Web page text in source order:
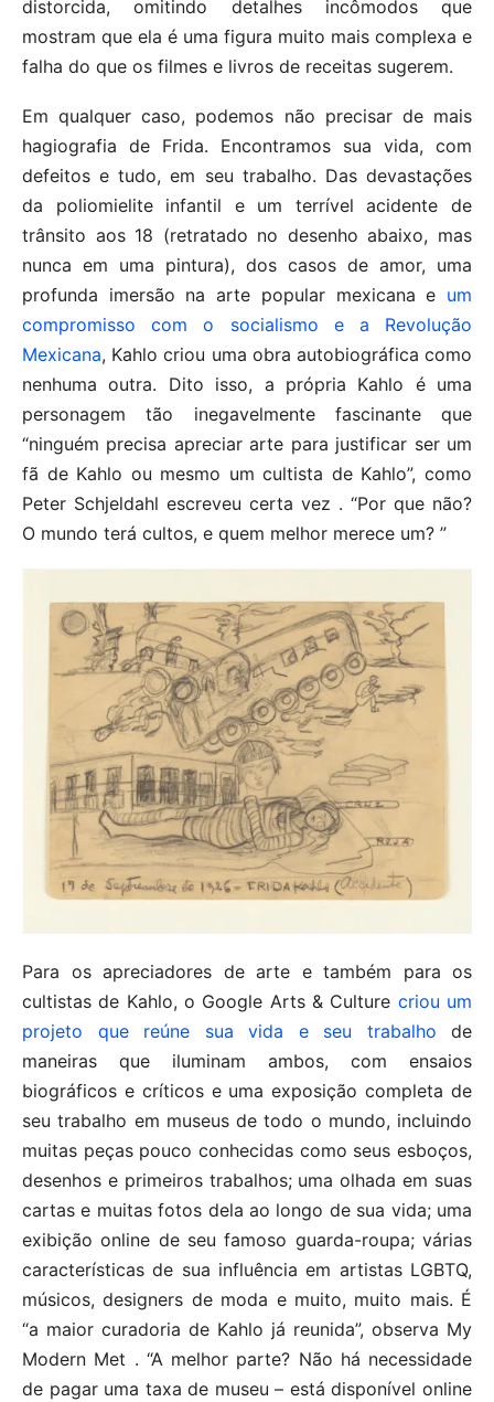
distorcida, omitindo detalhes incômodos que
mostram que ela é uma figura muito mais complexa e
falha do que os filmes e livros de receitas sugerem.
Em qualquer caso, podemos não precisar de mais
hagiografia de Frida. Encontramos sua vida, com
defeitos e tudo, em seu trabalho. Das devastações
da poliomielite infantil e um terrível acidente de
trânsito aos 18 (retratado no desenho abaixo, mas
nunca em uma pintura), dos casos de amor, uma
profunda imersão na arte popular mexicana e um
compromisso com o socialismo e a Revolução
Mexicana, Kahlo criou uma obra autobiográfica como
nenhuma outra. Dito isso, a própria Kahlo é uma
personagem tão inegavelmente fascinante que
“ninguém precisa apreciar arte para justificar ser um
fã de Kahlo ou mesmo um cultista de Kahlo”, como
Peter Schjeldahl escreveu certa vez . “Por que não?
O mundo terá cultos, e quem melhor merece um? ”
Para os apreciadores de arte e também para os
cultistas de Kahlo, o Google Arts & Culture criou um
projeto que reúne sua vida e seu trabalho de
maneiras que iluminam ambos, com ensaios
biográficos e críticos e uma exposição completa de
seu trabalho em museus de todo o mundo, incluindo
muitas peças pouco conhecidas como seus esboços,
desenhos e primeiros trabalhos; uma olhada em suas
cartas e muitas fotos dela ao longo de sua vida; uma
exibição online de seu famoso guarda-roupa; várias
características de sua influência em artistas LGBTQ,
músicos, designers de moda e muito, muito mais. É
“a maior curadoria de Kahlo já reunida”, observa My
Modern Met . “A melhor parte? Não há necessidade
de pagar uma taxa de museu – está disponível online